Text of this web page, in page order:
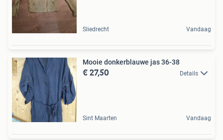
Sliedrecht Vandaag
Mooie donkerblauwe jas 36-38
€ 27,50 Details
Sint Maarten Vandaag